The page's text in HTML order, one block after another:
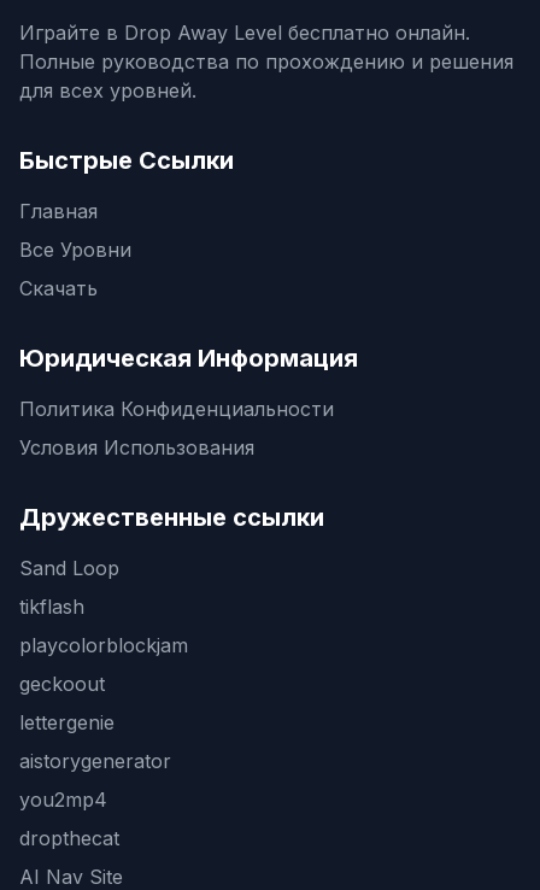
Играйте в Drop Away Level бесплатно онлайн.
Полные руководства по прохождению и решения
для всех уровней.
Быстрые Ссылки
Главная
Все Уровни
Скачать
Юридическая Информация
Политика Конфиденциальности
Условия Использования
Дружественные ссылки
Sand Loop
tikflash
playcolorblockjam
geckoout
lettergenie
aistorygenerator
you2mp4
dropthecat
AI Nav Site